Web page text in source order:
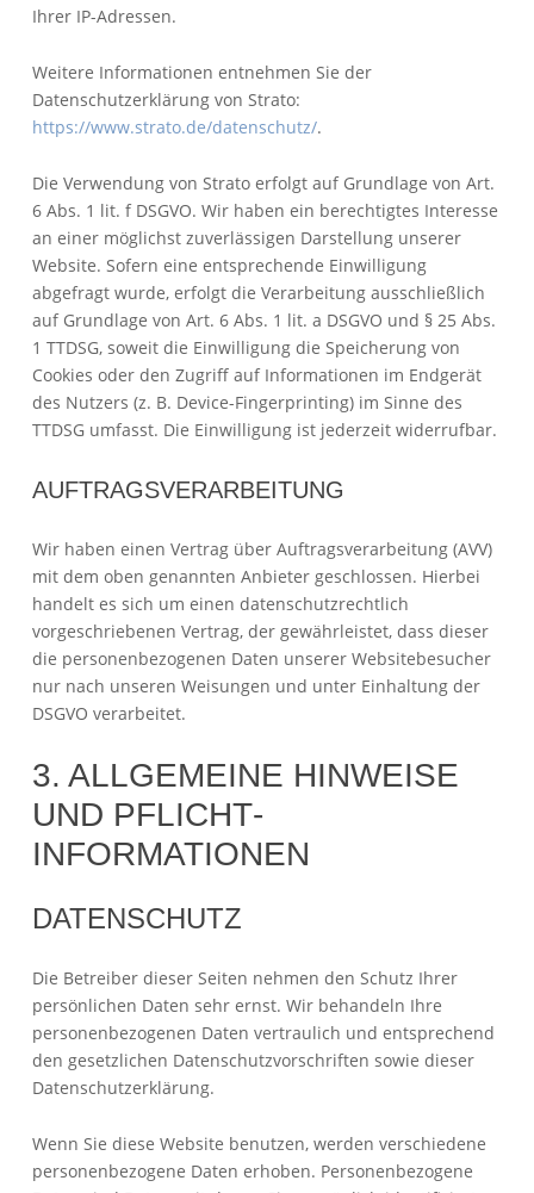
Ihrer IP-Adressen.
Weitere Informationen entnehmen Sie der
Datenschutzerklärung von Strato:
https://www.strato.de/datenschutz/.
Die Verwendung von Strato erfolgt auf Grundlage von Art.
6 Abs. 1 lit. f DSGVO. Wir haben ein berechtigtes Interesse
an einer möglichst zuverlässigen Darstellung unserer
Website. Sofern eine entsprechende Einwilligung
abgefragt wurde, erfolgt die Verarbeitung ausschließlich
auf Grundlage von Art. 6 Abs. 1 lit. a DSGVO und § 25 Abs.
1 TTDSG, soweit die Einwilligung die Speicherung von
Cookies oder den Zugriff auf Informationen im Endgerät
des Nutzers (z. B. Device-Fingerprinting) im Sinne des
TTDSG umfasst. Die Einwilligung ist jederzeit widerrufbar.
AUFTRAGSVERARBEITUNG
Wir haben einen Vertrag über Auftragsverarbeitung (AVV)
mit dem oben genannten Anbieter geschlossen. Hierbei
handelt es sich um einen datenschutzrechtlich
vorgeschriebenen Vertrag, der gewährleistet, dass dieser
die personenbezogenen Daten unserer Websitebesucher
nur nach unseren Weisungen und unter Einhaltung der
DSGVO verarbeitet.
3. ALLGEMEINE HINWEISE
UND PFLICHT­
INFORMATIONEN
DATENSCHUTZ
Die Betreiber dieser Seiten nehmen den Schutz Ihrer
persönlichen Daten sehr ernst. Wir behandeln Ihre
personenbezogenen Daten vertraulich und entsprechend
den gesetzlichen Datenschutzvorschriften sowie dieser
Datenschutzerklärung.
Wenn Sie diese Website benutzen, werden verschiedene
personenbezogene Daten erhoben. Personenbezogene